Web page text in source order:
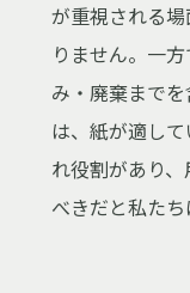
が重視される
りません。一
み・廃棄まで
は、紙が適し
れ役割があり
べきだと私たち